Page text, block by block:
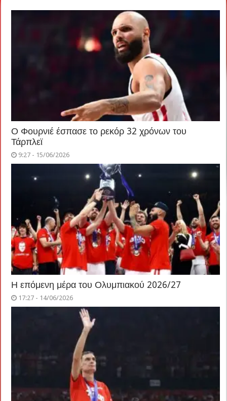
Ο Φουρνιέ έσπασε το ρεκόρ 32 χρόνων του
Τάρπλεϊ
9:27 - 15/06/2026
Η επόμενη μέρα του Ολυμπιακού 2026/27
17:27 - 14/06/2026